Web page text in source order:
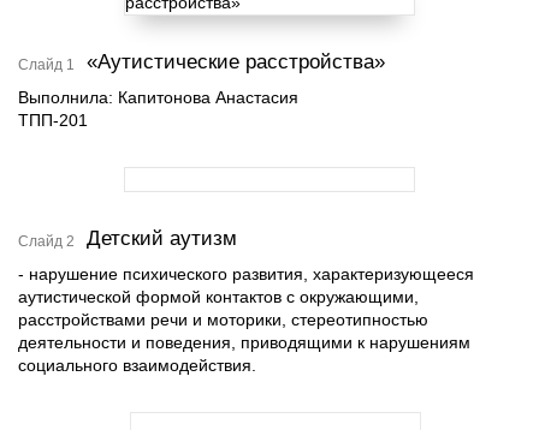
Слайд 1 «Аутистические расстройства»
Выполнила: Капитонова Анастасия
ТПП-201
Слайд 2 Детский аутизм
- нарушение психического развития, характеризующееся
аутистической формой контактов с окружающими,
расстройствами речи и моторики, стереотипностью
деятельности и поведения, приводящими к нарушениям
социального взаимодействия.